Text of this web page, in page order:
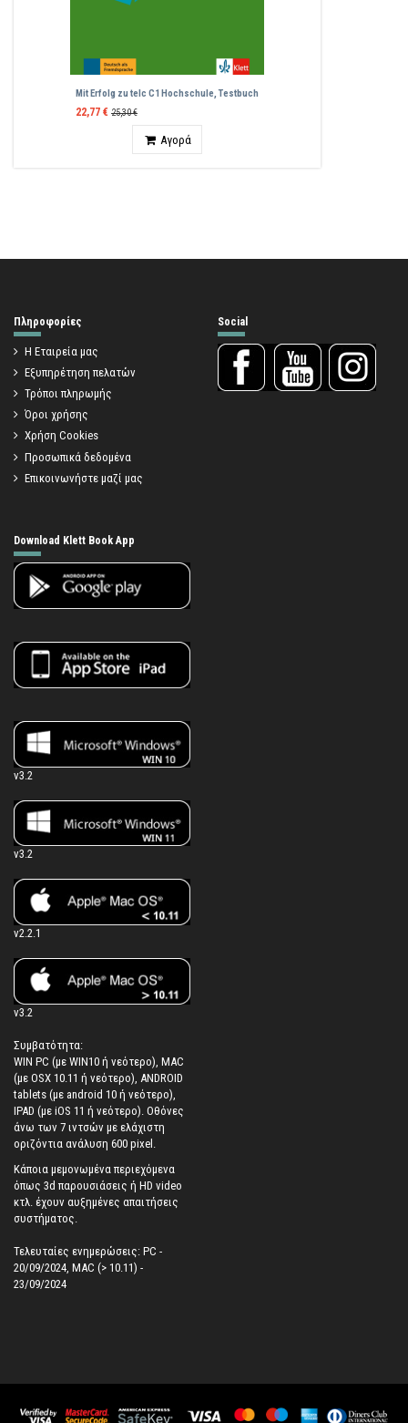
Mit Erfolg zu telc C1 Hochschule, Testbuch
22,77 € 25,30 €
Αγορά
Πληροφορίες
Η Εταιρεία μας
Εξυπηρέτηση πελατών
Τρόποι πληρωμής
Όροι χρήσης
Χρήση Cookies
Προσωπικά δεδομένα
Επικοινωνήστε μαζί μας
Social
Download Klett Book App
v3.2
v3.2
v2.2.1
v3.2
Συμβατότητα:
WIN PC (με WIN10 ή νεότερο), MAC
(με OSX 10.11 ή νεότερο), ANDROID
tablets (με android 10 ή νεότερο),
IPAD (με iOS 11 ή νεότερο). Oθόνες
άνω των 7 ιντσών με ελάχιστη
οριζόντια ανάλυση 600 pixel.
Κάποια μεμονωμένα περιεχόμενα
όπως 3d παρουσιάσεις ή HD video
κτλ. έχουν αυξημένες απαιτήσεις
συστήματος.
Τελευταίες ενημερώσεις: PC -
20/09/2024, MAC (> 10.11) -
23/09/2024